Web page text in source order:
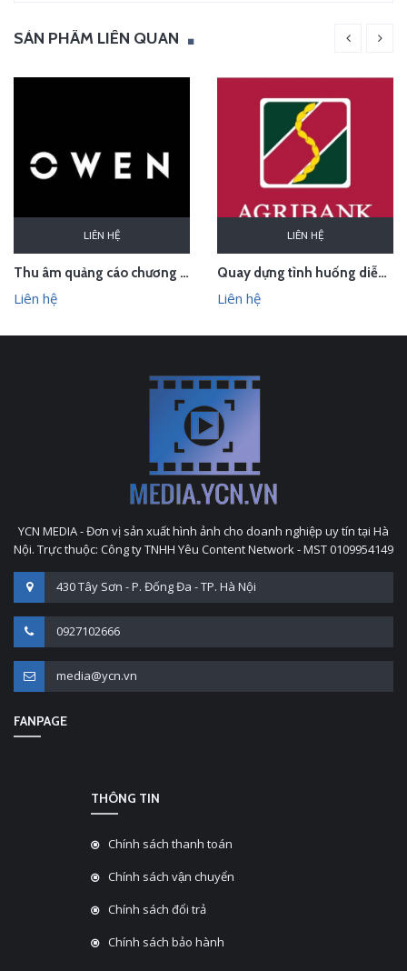
SẢN PHẨM LIÊN QUAN
LIÊN HỆ
Thu âm quảng cáo chương trình lễ hội cho Owen Bắc Giang
Liên hệ
LIÊN HỆ
Quay dựng tình huống diễn tập phòng chống cướp ngân hàng
Liên hệ
YCN MEDIA - Đơn vị sản xuất hình ảnh cho doanh nghiệp uy tín tại Hà
Nội. Trực thuộc: Công ty TNHH Yêu Content Network - MST 0109954149
430 Tây Sơn - P. Đống Đa - TP. Hà Nội
0927102666
media@ycn.vn
FANPAGE
THÔNG TIN
Chính sách thanh toán
Chính sách vận chuyển
Chính sách đổi trả
Chính sách bảo hành